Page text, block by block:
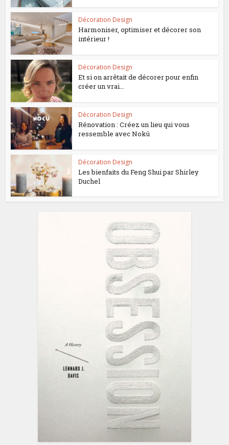
Décoration Design
Harmoniser, optimiser et décorer son
intérieur !
Décoration Design
Et si on arrêtait de décorer pour enfin
créer un vrai...
Décoration Design
Rénovation : Créez un lieu qui vous
ressemble avec Nokü
Décoration Design
Les bienfaits du Feng Shui par Shirley
Duchel